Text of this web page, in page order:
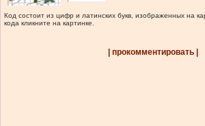
Код состоит из цифр и латинских букв, изображенных на
кода кликните на картинке.
| прокомментировать |